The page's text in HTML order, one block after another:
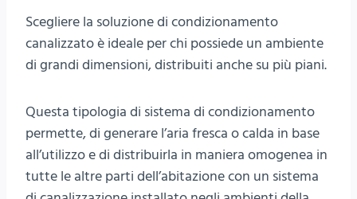
Scegliere la soluzione di condizionamento
canalizzato è ideale per chi possiede un ambiente
di grandi dimensioni, distribuiti anche su più piani.
Questa tipologia di sistema di condizionamento
permette, di generare l’aria fresca o calda in base
all’utilizzo e di distribuirla in maniera omogenea in
tutte le altre parti dell’abitazione con un sistema